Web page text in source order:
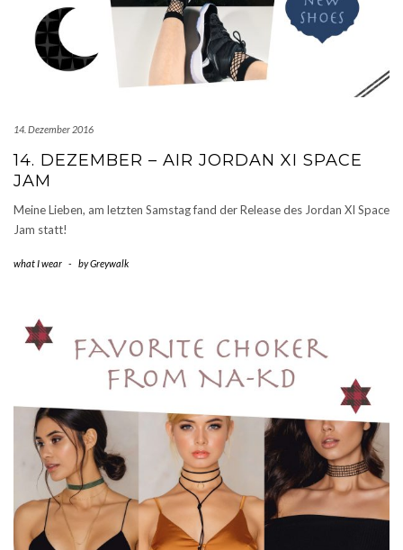
14. Dezember 2016
14. DEZEMBER – AIR JORDAN XI SPACE
JAM
Meine Lieben, am letzten Samstag fand der Release des Jordan XI Space
Jam statt!
what I wear - byGreywalk